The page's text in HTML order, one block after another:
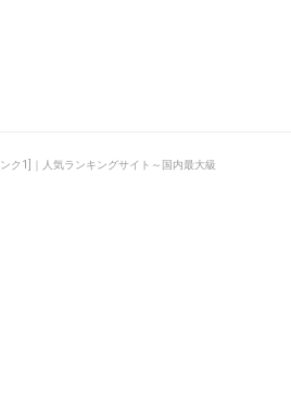
ク1]｜人気ランキングサイト～国内最大級